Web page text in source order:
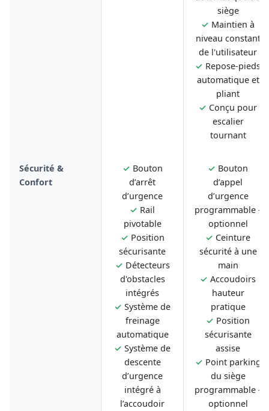
siège
✓ Maintien à
niveau constant
de l'utilisateur
✓ Repose-pieds
automatique et
pliant
✓ Conçu pour
escalier
tournant
Sécurité &
Confort
✓ Bouton
d’arrêt
d’urgence
✓ Rail
pivotable
✓ Position
sécurisante
✓ Détecteurs
d'obstacles
intégrés
✓ Système de
freinage
automatique
✓ Système de
descente
d’urgence
intégré à
l’accoudoir
✓ Bouton
d’appel
d’urgence
programmable -
optionnel
✓ Ceinture
sécurité à une
main
✓ Accoudoirs
hauteur
pratique
✓ Position
sécurisante
assise
✓ Point parking
du siège
programmable -
optionnel